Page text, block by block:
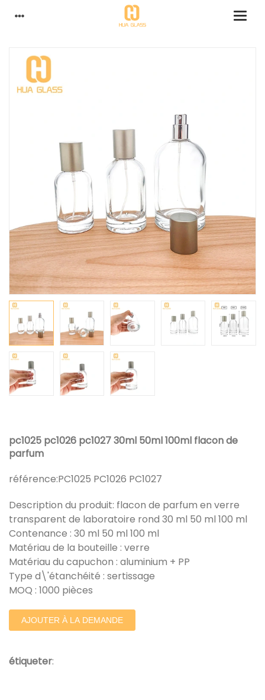
pc1025 pc1026 pc1027 30ml 50ml 100ml flacon de
parfum
référence:PC1025 PC1026 PC1027
Description du produit: flacon de parfum en verre
transparent de laboratoire rond 30 ml 50 ml 100 ml
Contenance : 30 ml 50 ml 100 ml
Matériau de la bouteille : verre
Matériau du capuchon : aluminium + PP
Type d\'étanchéité : sertissage
MOQ : 1000 pièces
AJOUTER À LA DEMANDE
étiqueter: